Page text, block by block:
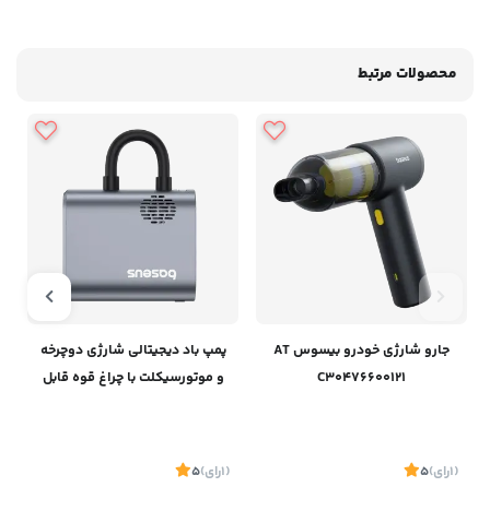
محصولات مرتبط
جارو شارژی خودرو بیسوس AT
C30476600121
(1 رای)
5
پمپ باد دیجیتالی شارژی دوچرخه
و موتورسیکلت‌ با چراغ قوه قابل
(1 رای)
5